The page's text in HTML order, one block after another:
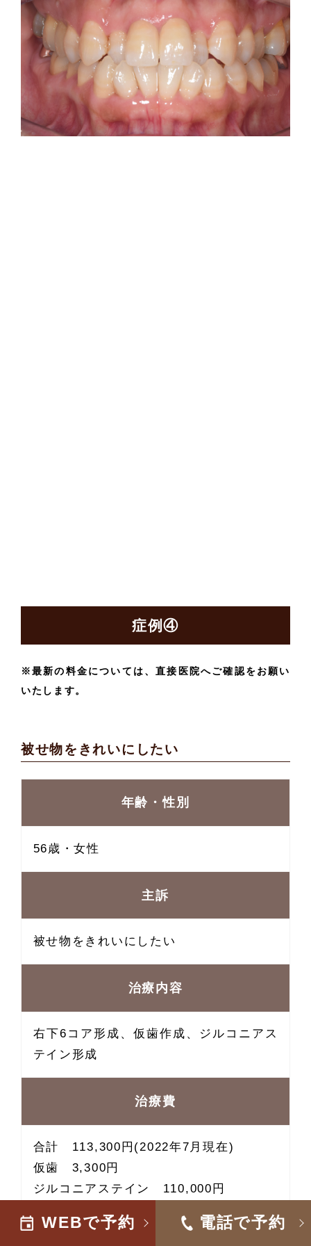
症例④
※最新の料金については、直接医院へご確認をお願い
いたします。
被せ物をきれいにしたい
年齢・性別
56歳・女性
主訴
被せ物をきれいにしたい
治療内容
右下6コア形成、仮歯作成、ジルコニアス
テイン形成
治療費
合計 113,300円(2022年7月現在)
仮歯 3,300円
ジルコニアステイン 110,000円
WEBで予約 電話で予約